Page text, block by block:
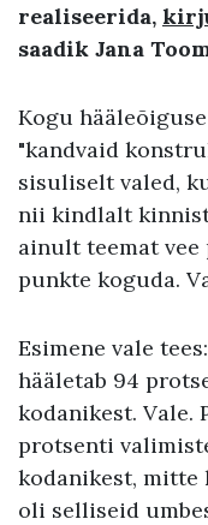
realiseerida,
saadik Jana
Kogu
"kandvaid
sisuliselt valed,
nii kindlalt
ainult teemat
punkte koguda.
Esimene vale
hääletab 94
kodanikest. Vale.
protsenti
kodanikest, mitte
oli selliseid